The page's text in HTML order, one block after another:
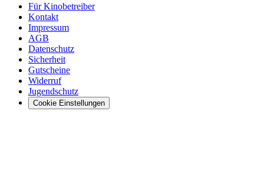
Für Kinobetreiber
Kontakt
Impressum
AGB
Datenschutz
Sicherheit
Gutscheine
Widerruf
Jugendschutz
Cookie Einstellungen